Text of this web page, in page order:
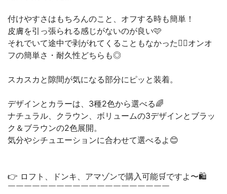
付けやすさはもちろんのこと、オフする時も簡単！
皮膚を引っ張られる感じがないのが良い🩷
それでいて途中で剥がれてくることもなかった🙆‍♀️オンオ
フの簡単さ・耐久性どちらも◎
スカスカと隙間が気になる部分にピッと装着。
デザインとカラーは、3種2色から選べる🌈
ナチュラル、クラウン、ボリュームの3デザインとブラッ
ク＆ブラウンの2色展開。
気分やシチュエーションに合わせて選べるよ😊
👉 ロフト、ドンキ、アマゾンで購入可能🛒ですよ〜🛍️
￣￣￣￣￣￣￣￣￣￣￣￣￣￣￣￣￣￣￣￣